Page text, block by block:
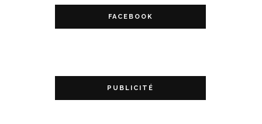
FACEBOOK
PUBLICITÉ